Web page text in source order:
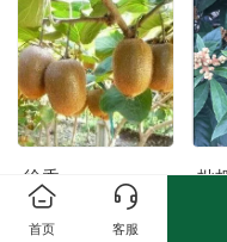
徐香 枇
首页 客服